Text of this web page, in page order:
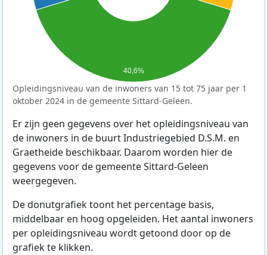
40,6%
Opleidingsniveau van de inwoners van 15 tot 75 jaar per 1
oktober 2024 in de gemeente Sittard-Geleen.
Er zijn geen gegevens over het opleidingsniveau van
de inwoners in de buurt Industriegebied D.S.M. en
Graetheide beschikbaar. Daarom worden hier de
gegevens voor de gemeente Sittard-Geleen
weergegeven.
De donutgrafiek toont het percentage basis,
middelbaar en hoog opgeleiden. Het aantal inwoners
per opleidingsniveau wordt getoond door op de
grafiek te klikken.